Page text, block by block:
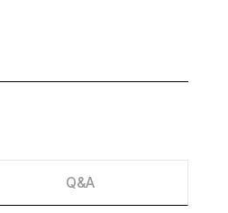
Q&A